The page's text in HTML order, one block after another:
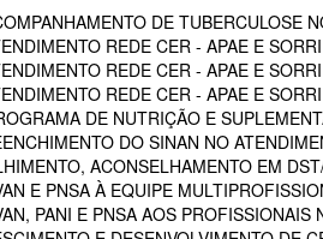
DE TUBERCULOSE
REDE CER - APAE E SORRI
REDE CER - APAE E
REDE CER - APAE E
DE NUTRIÇÃO E
DO SINAN NO
ACONSELHAMENTO EM
E PNSA À EQUIPE
PANI E PNSA AOS PROFISSIONAIS